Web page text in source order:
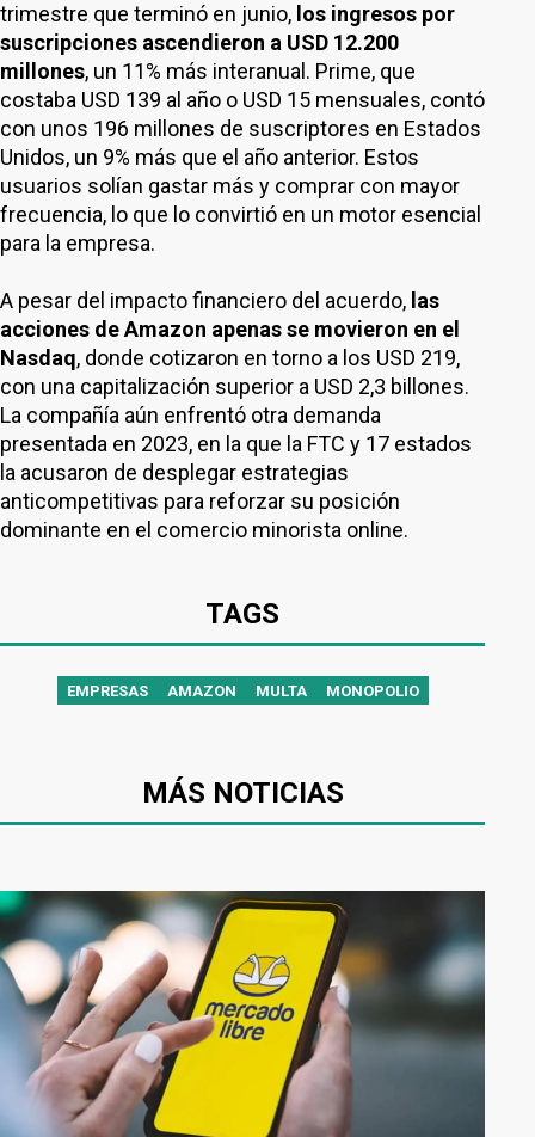
trimestre que terminó en junio, los ingresos por
suscripciones ascendieron a USD 12.200
millones, un 11% más interanual. Prime, que
costaba USD 139 al año o USD 15 mensuales, contó
con unos 196 millones de suscriptores en Estados
Unidos, un 9% más que el año anterior. Estos
usuarios solían gastar más y comprar con mayor
frecuencia, lo que lo convirtió en un motor esencial
para la empresa.
A pesar del impacto financiero del acuerdo, las
acciones de Amazon apenas se movieron en el
Nasdaq, donde cotizaron en torno a los USD 219,
con una capitalización superior a USD 2,3 billones.
La compañía aún enfrentó otra demanda
presentada en 2023, en la que la FTC y 17 estados
la acusaron de desplegar estrategias
anticompetitivas para reforzar su posición
dominante en el comercio minorista online.
TAGS
EMPRESAS AMAZON MULTA MONOPOLIO
MÁS NOTICIAS